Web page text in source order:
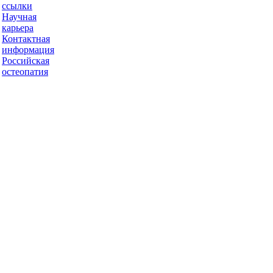
ссылки
Научная
карьера
Контактная
информация
Российская
остеопатия